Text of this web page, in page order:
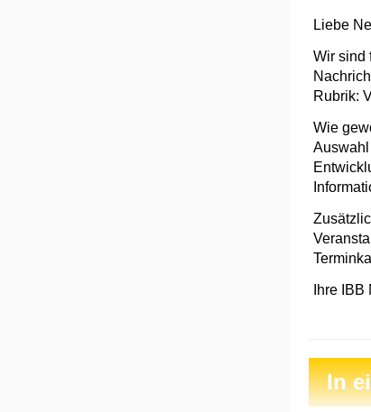
Liebe
Wir sind
Rubrik:
Wie
Ihre
In